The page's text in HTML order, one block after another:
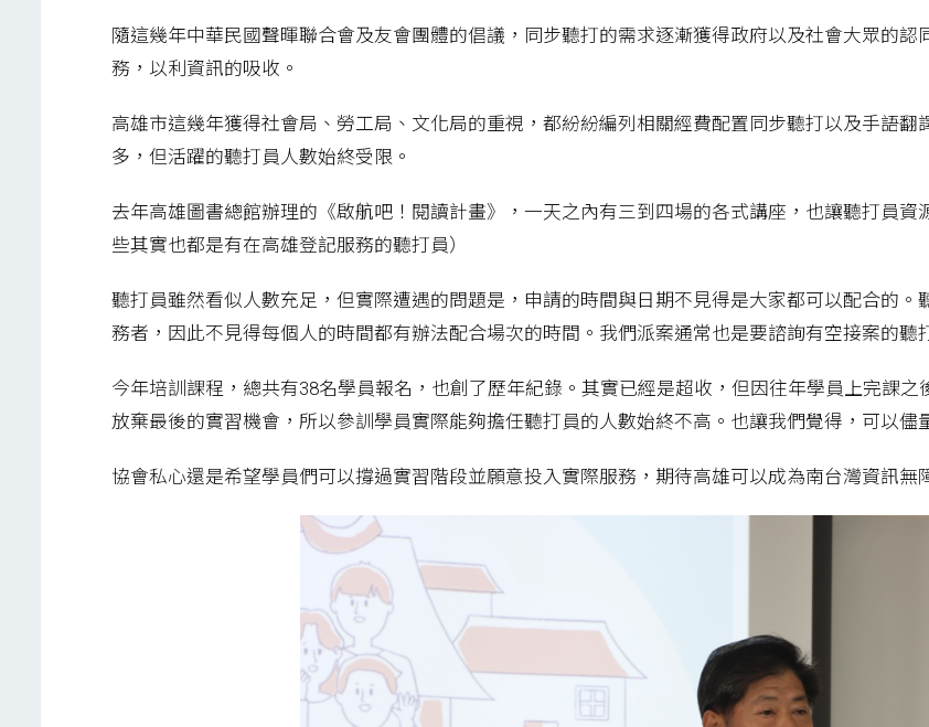
隨這幾年中華民國聲暉聯合會及友會團體的倡議，同步聽打的需求逐漸獲得政府以及社會大眾的
務，以利資訊的吸收。
高雄市這幾年獲得社會局、勞工局、文化局的重視，都紛紛編列相關經費配置同步聽打以及手語
多，但活躍的聽打員人數始終受限。
去年高雄圖書總館辦理的《啟航吧！閱讀計畫》，一天之內有三到四場的各式講座，也讓聽打員
些其實也都是有在高雄登記服務的聽打員）
聽打員雖然看似人數充足，但實際遭遇的問題是，申請的時間與日期不見得是大家都可以配合的
務者，因此不見得每個人的時間都有辦法配合場次的時間。我們派案通常也是要諮詢有空接案的聽
今年培訓課程，總共有38名學員報名，也創了歷年紀錄。其實已經是超收，但因往年學員上完課
放棄最後的實習機會，所以參訓學員實際能夠擔任聽打員的人數始終不高。也讓我們覺得，可以儘
協會私心還是希望學員們可以撐過實習階段並願意投入實際服務，期待高雄可以成為南台灣資訊無